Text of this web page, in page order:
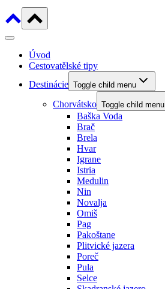
Úvod
Cestovatělské tipy
Destinácie Toggle child menu
Chorvátsko Toggle child menu
Baška Voda
Brač
Brela
Hvar
Igrane
Istria
Medulin
Nin
Novalja
Omiš
Pag
Pakoštane
Plitvické jazera
Poreč
Pula
Selce